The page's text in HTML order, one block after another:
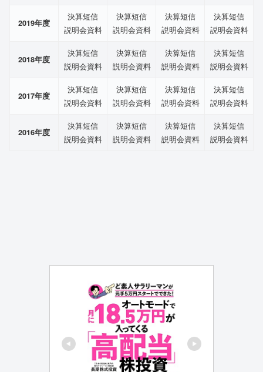
2019年度
決算短信
説明会資料
決算短信
説明会資料
決算短信
説明会資料
決算短信
説明会資料
2018年度
決算短信
説明会資料
決算短信
説明会資料
決算短信
説明会資料
決算短信
説明会資料
2017年度
決算短信
説明会資料
決算短信
説明会資料
決算短信
説明会資料
決算短信
説明会資料
2016年度
決算短信
説明会資料
決算短信
説明会資料
決算短信
説明会資料
決算短信
説明会資料